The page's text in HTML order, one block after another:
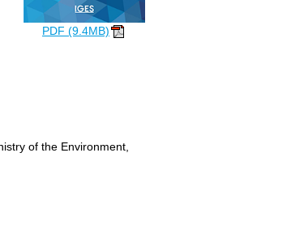
PDF (9.4MB)
of the Environment,